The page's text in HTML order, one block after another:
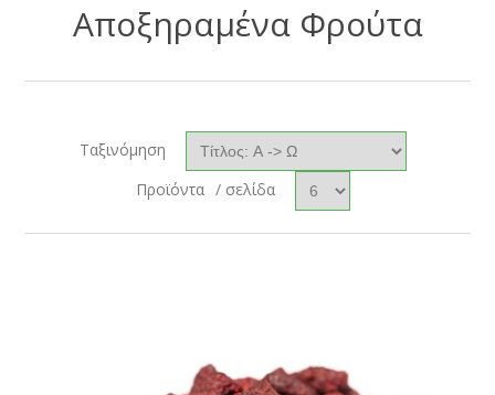
Αποξηραμένα Φρούτα
Ταξινόμηση
Προϊόντα / σελίδα